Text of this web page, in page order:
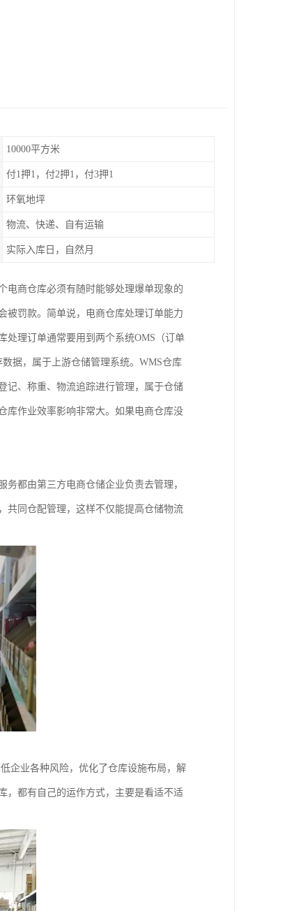
10000平方米
付1押1，付2押1，付3押1
环氧地坪
物流、快递、自有运输
实际入库日，自然月
电商仓库必须有随时能够处理爆单现象的
被罚款。简单说，电商仓库处理订单能力
处理订单通常要用到两个系统OMS（订单
据，属于上游仓储管理系统。WMS仓库
记、称重、物流追踪进行管理，属于仓储
库作业效率影响非常大。如果电商仓库没
都由第三方电商仓储企业负责去管理，
共同仓配管理，这样不仅能提高仓储物流
企业各种风险，优化了仓库设施布局，解
，都有自己的运作方式，主要是看适不适